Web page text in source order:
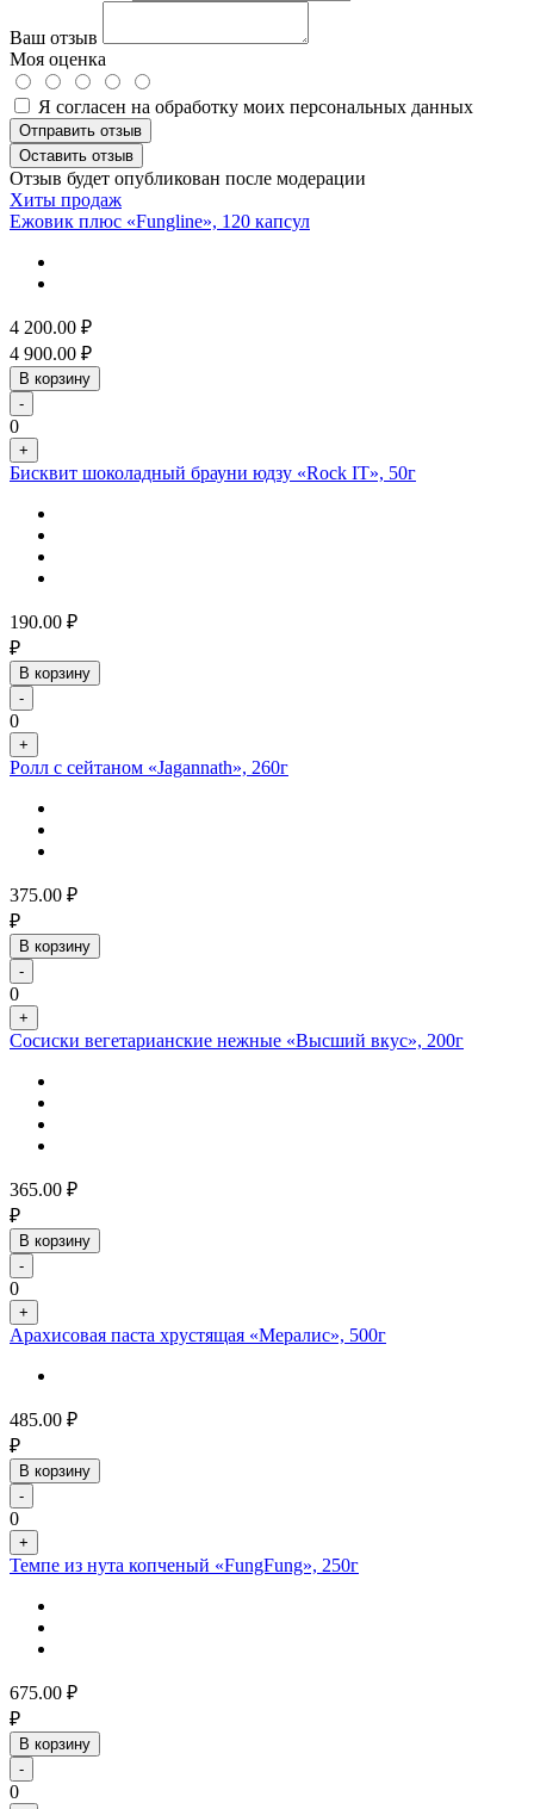
Ваш отзыв
Моя оценка
Я согласен на обработку моих персональных данных
Отправить отзыв
Оставить отзыв
Отзыв будет опубликован после модерации
Хиты продаж
Ежовик плюс «Fungline», 120 капсул
4 200.00 ₽
4 900.00 ₽
В корзину
-
0
+
Бисквит шоколадный брауни юдзу «Rock IT», 50г
190.00 ₽
₽
В корзину
-
0
+
Ролл с сейтаном «Jagannath», 260г
375.00 ₽
₽
В корзину
-
0
+
Сосиски вегетарианские нежные «Высший вкус», 200г
365.00 ₽
₽
В корзину
-
0
+
Арахисовая паста хрустящая «Мералис», 500г
485.00 ₽
₽
В корзину
-
0
+
Темпе из нута копченый «FungFung», 250г
675.00 ₽
₽
В корзину
-
0